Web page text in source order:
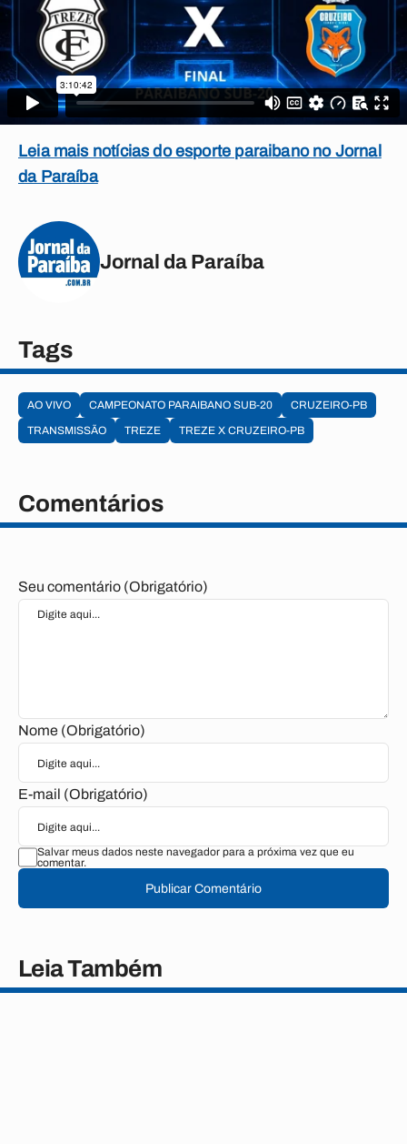
Leia mais notícias do esporte paraibano no Jornal
da Paraíba
Jornal da Paraíba
Tags
AO VIVO CAMPEONATO PARAIBANO SUB-20
CRUZEIRO-PB
TRANSMISSÃO
TREZE TREZE X CRUZEIRO-PB
Comentários
Seu comentário (Obrigatório)
Nome (Obrigatório)
E-mail (Obrigatório)
Salvar meus dados neste navegador para a próxima vez que eu
comentar.
Publicar Comentário
Leia Também